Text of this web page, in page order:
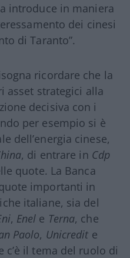
introduce in maniera
dei cinesi
di Taranto”.
ricordare che la
asset strategici alla
decisiva con i
per esempio si è
dell’energia cinese,
, di entrare in Cdp
quote. La Banca
importanti in
italiane, sia del
, Enel e Terna, che
Paolo, Unicredit e
c’è il tema del ruolo di